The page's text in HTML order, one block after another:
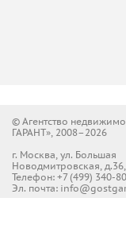
© Агентство
ГАРАНТ», 2008–2026
г. Москва, ул. Большая
Новодмитровская, д.36,
Телефон: +7 (499) 340-
Эл. почта: